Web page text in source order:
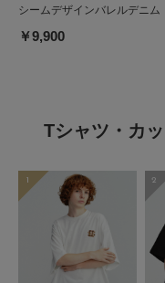
シームデザインバレルデニム
￥9,900
Tシャツ・カ
1 2